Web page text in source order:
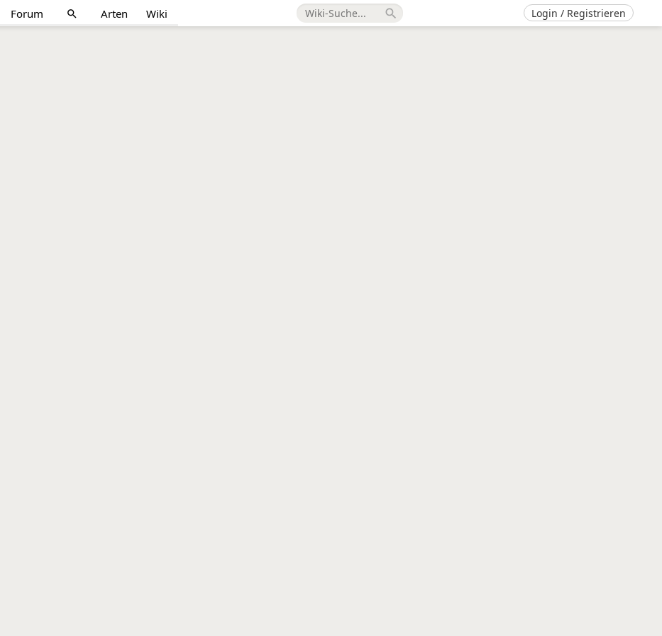
Forum search Arten Wiki search Login / Registrieren